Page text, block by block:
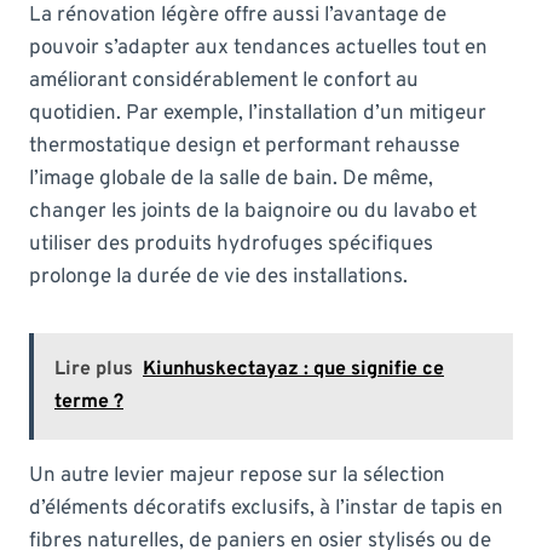
La rénovation légère offre aussi l’avantage de
pouvoir s’adapter aux tendances actuelles tout en
améliorant considérablement le confort au
quotidien. Par exemple, l’installation d’un mitigeur
thermostatique design et performant rehausse
l’image globale de la salle de bain. De même,
changer les joints de la baignoire ou du lavabo et
utiliser des produits hydrofuges spécifiques
prolonge la durée de vie des installations.
Lire plus Kiunhuskectayaz : que signifie ce
terme ?
Un autre levier majeur repose sur la sélection
d’éléments décoratifs exclusifs, à l’instar de tapis en
fibres naturelles, de paniers en osier stylisés ou de